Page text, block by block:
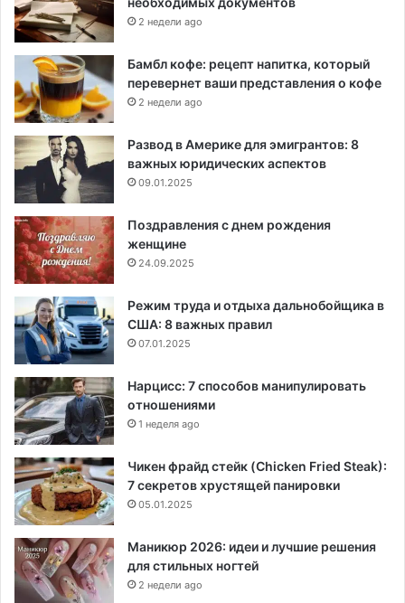
2 недели ago
Бамбл кофе: рецепт напитка, который
перевернет ваши представления о кофе
2 недели ago
Развод в Америке для эмигрантов: 8
важных юридических аспектов
09.01.2025
Поздравления с днем рождения
женщине
24.09.2025
Режим труда и отдыха дальнобойщика в
США: 8 важных правил
07.01.2025
Нарцисс: 7 способов манипулировать
отношениями
1 неделя ago
Чикен фрайд стейк (Chicken Fried Steak):
7 секретов хрустящей панировки
05.01.2025
Маникюр 2026: идеи и лучшие решения
для стильных ногтей
2 недели ago